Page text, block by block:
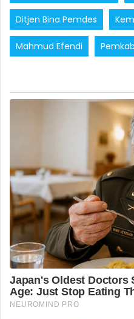
Ditjen Bina Pemdes
Mahmud Efendi